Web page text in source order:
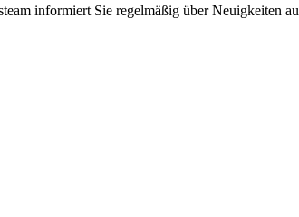
informiert Sie regelmäßig über Neuigkeiten